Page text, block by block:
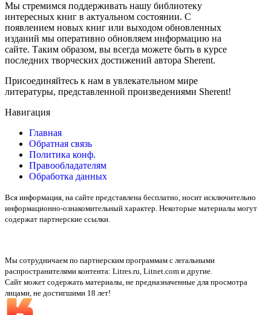
Мы стремимся поддерживать нашу библиотеку
интересных книг в актуальном состоянии. С
появлением новых книг или выходом обновленных
изданий мы оперативно обновляем информацию на
сайте. Таким образом, вы всегда можете быть в курсе
последних творческих достижений автора Sherent.
Присоединяйтесь к нам в увлекательном мире
литературы, представленной произведениями Sherent!
Навигация
Главная
Обратная связь
Политика конф.
Правообладателям
Обработка данных
Вся информация, на сайте представлена бесплатно, носит исключительно
информационно-ознакомительный характер. Некоторые материалы могут
содержат партнерские ссылки.
Мы сотрудничаем по партнерским программам с легальными
распространителями контента: Litres.ru, Litnet.com и другие.
Сайт может содержать материалы, не предназначенные для просмотра
лицами, не достигшими 18 лет!